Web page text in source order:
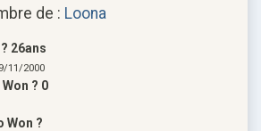
de : Loona
26ans
11/2000
? 0
Won ?